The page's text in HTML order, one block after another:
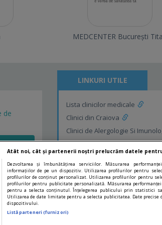
MEDCENTER București
de
detalii!
LINKURI UTILE
Lista clinicilor medicale
Clinici din Craiova
Clinici de Alergologie Si
Clinici de Alergologie Si
Atât noi, cât și partenerii noștri prelucrăm datele
Dezvoltarea și îmbunătățirea serviciilor. Măsurarea
informațiilor de pe un dispozitiv. Utilizarea profilurilor pentru
profilurilor de conținut personalizat. Utilizarea profilurilor pentru
profilurilor pentru publicitate personalizată. Măsurarea
pentru a selecta conținutul. Înțelegerea publicului prin statistici
Utilizarea de date limitate pentru a selecta publicitatea. Date precise
dispozitivului.
Listă parteneri (furnizori)